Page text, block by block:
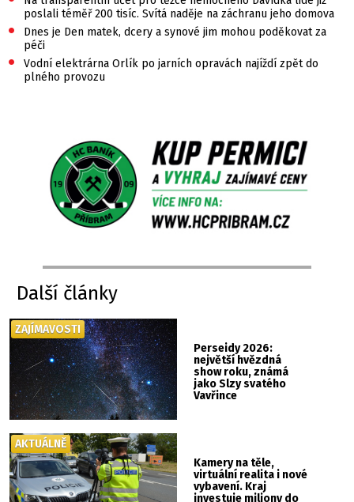
poslali téměř 200 tisíc. Svítá naděje na záchranu jeho domova
•
Dnes je Den matek, dcery a synové jim mohou poděkovat za
péči
•
Vodní elektrárna Orlík po jarních opravách najíždí zpět do
plného provozu
Další články
Perseidy 2026:
největší hvězdná
show roku, známá
jako Slzy svatého
Vavřince
ZAJÍMAVOSTI
Kamery na těle,
virtuální realita i nové
vybavení. Kraj
investuje miliony do
AKTUÁLNĚ